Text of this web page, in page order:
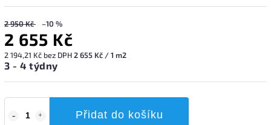
2 950 Kč –10 %
2 655 Kč
2 194,21 Kč bez DPH2 655 Kč / 1 m2
3 - 4 týdny
Přidat do košíku